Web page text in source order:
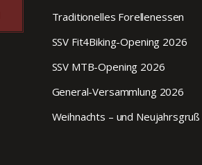
Traditionelles Forellenessen
SSV Fit4Biking-Opening 2026
SSV MTB-Opening 2026
General-Versammlung 2026
Weihnachts – und Neujahrsgruß